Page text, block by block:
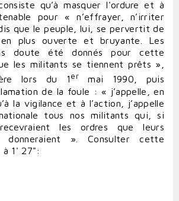
qu’à masquer l'ordure et à
pour « n’effrayer, n’irriter
que le peuple, lui, se pervertit de
plus ouverte et bruyante. Les
doute été donnés pour cette
les militants se tiennent prêts »,
lors du 1er mai 1990, puis
de la foule : « j’appelle, en
la vigilance et à l’action, j’appelle
tous nos militants qui, si
les ordres que leurs
donneraient ». Consulter cette
à 1' 27":